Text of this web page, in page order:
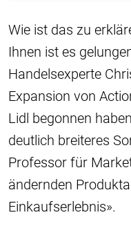
Wie ist das zu
Ihnen ist es
Handelsexperte
Expansion von
Lidl begonnen
deutlich breiteres
Professor für
ändernden
Einkaufserlebnis».